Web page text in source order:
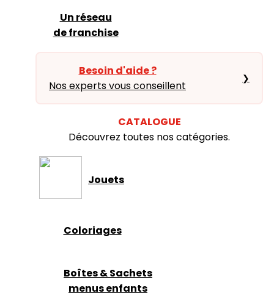
Un réseau
de franchise
Besoin d'aide ?
Nos experts vous conseillent
❯
CATALOGUE
Découvrez toutes nos catégories.
Jouets
Coloriages
Boîtes & Sachets
menus enfants